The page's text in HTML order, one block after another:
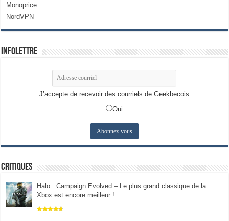
Monoprice
NordVPN
Infolettre
J’accepte de recevoir des courriels de Geekbecois
Oui
Critiques
Halo : Campaign Evolved – Le plus grand classique de la
Xbox est encore meilleur !